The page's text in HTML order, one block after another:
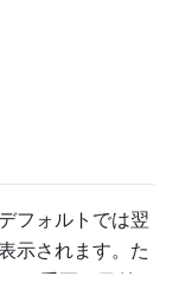
フォルトでは翌
示されます。た
の重要な日付に